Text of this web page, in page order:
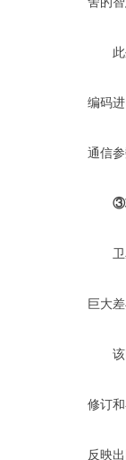
编码
通信
③
巨大
修订
反映